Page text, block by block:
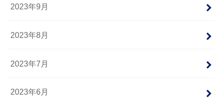
2023年9月
2023年8月
2023年7月
2023年6月